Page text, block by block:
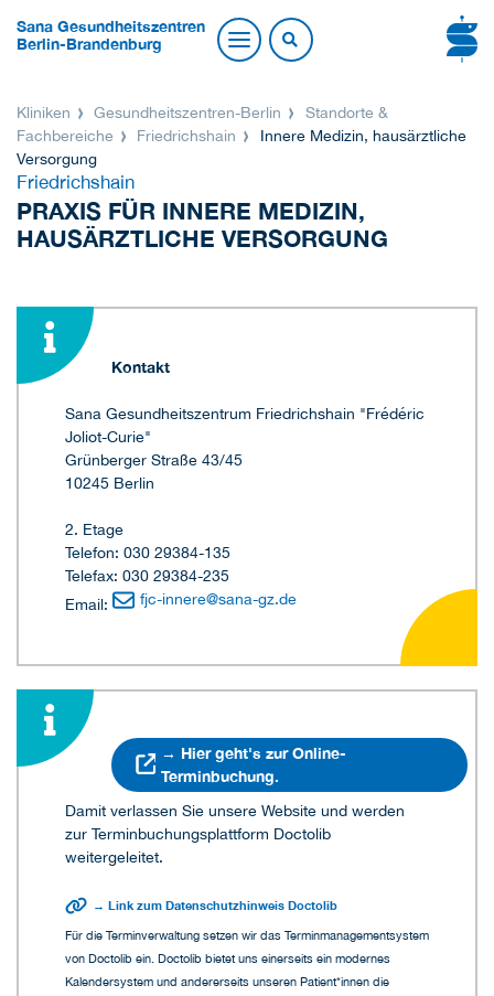
Sana Gesundheitszentren
Berlin-Brandenburg
Kliniken Gesundheitszentren-Berlin
Standorte &
Fachbereiche
Friedrichshain
Innere Medizin, hausärztliche
Versorgung
Friedrichshain
PRAXIS FÜR INNERE MEDIZIN,
HAUSÄRZTLICHE VERSORGUNG
Kontakt
Sana Gesundheitszentrum Friedrichshain "Frédéric
Joliot-Curie"
Grünberger Straße 43/45
10245 Berlin
2. Etage
Telefon: 030 29384-135
Telefax: 030 29384-235
Email:
fjc-innere@sana-gz.de
→ Hier geht's zur Online-
Terminbuchung.
Damit verlassen Sie unsere Website und werden
zur Terminbuchungsplattform Doctolib
weitergeleitet.
→ Link zum Datenschutzhinweis Doctolib
Für die Terminverwaltung setzen wir das Terminmanagementsystem
von Doctolib ein. Doctolib bietet uns einerseits ein modernes
Kalendersystem und andererseits unseren Patient*innen die